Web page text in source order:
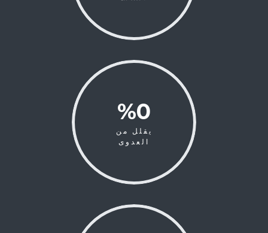
0
%
يقلل من
العدوى